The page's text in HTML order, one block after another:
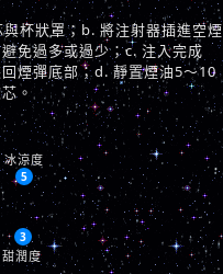
杯狀罩；b. 將注射器插進空煙
免過多或過少；c. 注入完成
煙彈底部；d. 靜置煙油5～10
。
5
3
冰涼度
甜潤度